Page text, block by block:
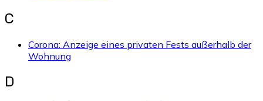
C
Corona: Anzeige eines privaten Fests außerhalb der
Wohnung
D